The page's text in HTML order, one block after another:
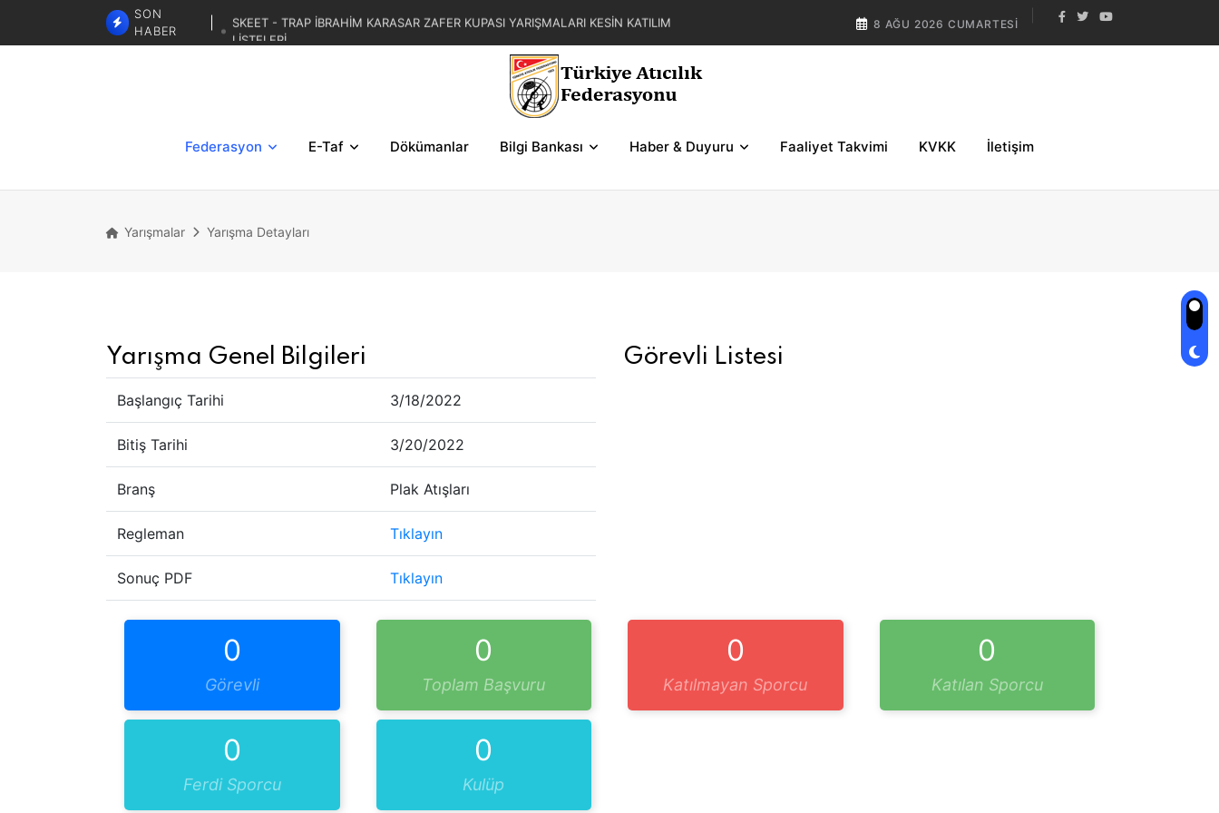
SON
HABER
SKEET - TRAP İBRAHİM KARASAR ZAFER KUPASI YARIŞMALARI KESİN KATILIM
LİSTELERİ
TRAP 3. BÖLGESEL YAZ KUPASI YARIŞMA REGLAMANI
TRAP İBRAHİM KARASAR ZAFER KUPASI YARIŞMASI SERİLERİ VE ŞEMALAR
8 AĞU 2026 CUMARTESI
Federasyon E-Taf Dökümanlar Bilgi Bankası Haber & Duyuru Faaliyet Takvimi KVKK İletişim
Yarışmalar Yarışma Detayları
Yarışma Genel Bilgileri
Başlangıç Tarihi 3/18/2022
Bitiş Tarihi 3/20/2022
Branş Plak Atışları
Regleman Tıklayın
Sonuç PDF Tıklayın
Görevli Listesi
0
Görevli
0
Toplam Başvuru
0
Katılmayan Sporcu
0
Katılan Sporcu
0
Ferdi Sporcu
0
Kulüp